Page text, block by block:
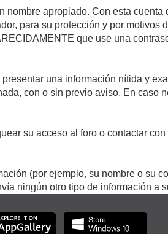
apropiado. Con esta cuenta
para su protección y por motivos
que use una
una información nítida y
con o sin previo aviso. En caso
su acceso al foro o contactar
(por ejemplo, su nombre o su
ningún otro tipo de información a